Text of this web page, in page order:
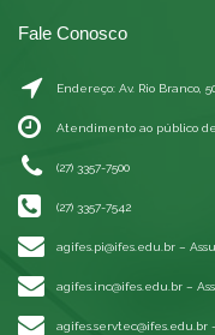
Fale Conosco
Endereço: Av. Rio Branco,
Atendimento ao público
(27) 3357-7500
(27) 3357-7542
agifes.pi@ifes.edu.br –
agifes.inc@ifes.edu.br –
agifes.servtec@ifes.edu.br